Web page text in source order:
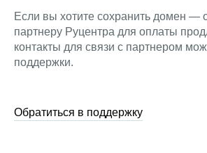
Если вы хотите сохранить домен —
партнеру Руцентра для оплаты
контакты для связи с партнером
поддержки.
Обратиться в поддержку